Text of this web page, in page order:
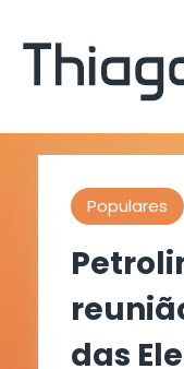
Populares
das